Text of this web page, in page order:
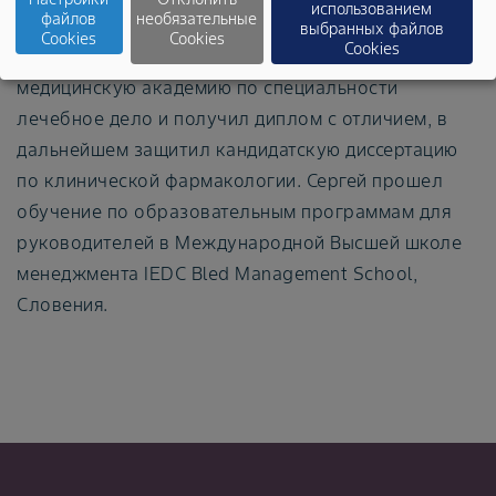
бизнеса в соответствии с этическими нормами.
Сергей окончил Ставропольскую государственную
медицинскую академию по специальности
лечебное дело и получил диплом с отличием, в
дальнейшем защитил кандидатскую диссертацию
по клинической фармакологии. Сергей прошел
обучение по образовательным программам для
руководителей в Международной Высшей школе
менеджмента IEDC Bled Management School,
Словения.
файлов
Cookies
необязательные
Cookies
использованием
выбранных файлов
Cookies